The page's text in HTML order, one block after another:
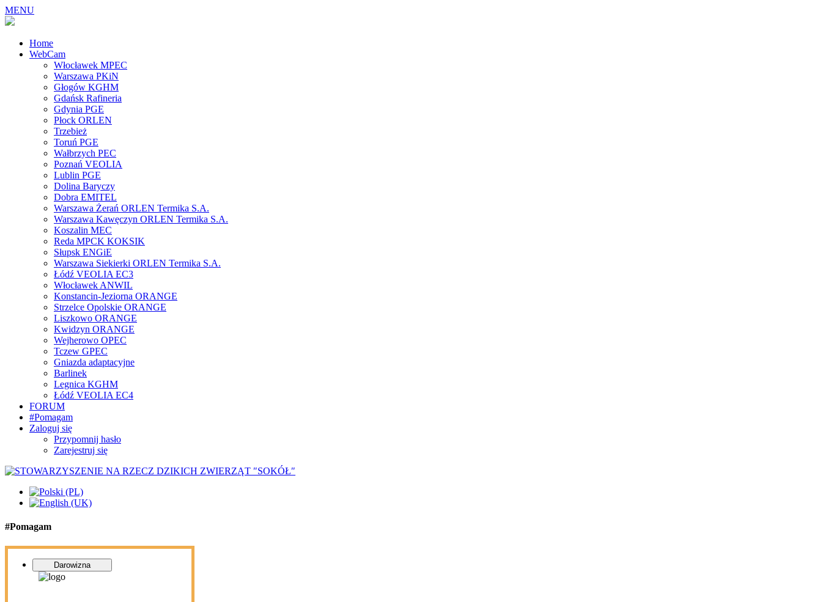
MENU
Home
WebCam
Włocławek MPEC
Warszawa PKiN
Głogów KGHM
Gdańsk Rafineria
Gdynia PGE
Płock ORLEN
Trzebież
Toruń PGE
Wałbrzych PEC
Poznań VEOLIA
Lublin PGE
Dolina Baryczy
Dobra EMITEL
Warszawa Żerań ORLEN Termika S.A.
Warszawa Kawęczyn ORLEN Termika S.A.
Koszalin MEC
Reda MPCK KOKSIK
Słupsk ENGiE
Warszawa Siekierki ORLEN Termika S.A.
Łódź VEOLIA EC3
Włocławek ANWIL
Konstancin-Jeziorna ORANGE
Strzelce Opolskie ORANGE
Liszkowo ORANGE
Kwidzyn ORANGE
Wejherowo OPEC
Tczew GPEC
Gniazda adaptacyjne
Barlinek
Legnica KGHM
Łódź VEOLIA EC4
FORUM
#Pomagam
Zaloguj się
Przypomnij hasło
Zarejestruj się
#Pomagam
Darowizna